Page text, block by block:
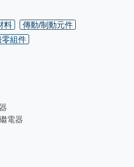
料
傳動/制動元件
零組件
電器